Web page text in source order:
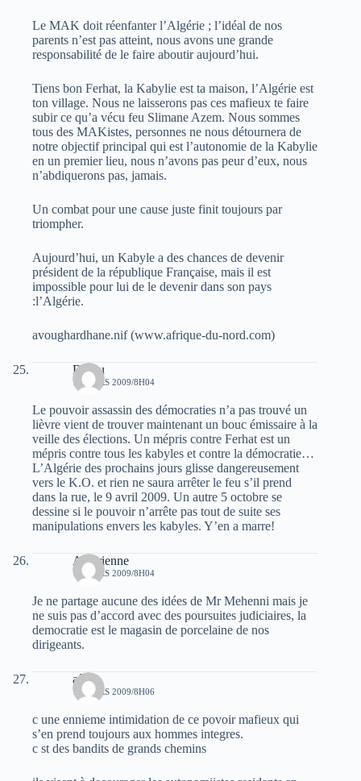
Le MAK doit réenfanter l’Algérie ; l’idéal de nos
parents n’est pas atteint, nous avons une grande
responsabilité de le faire aboutir aujourd’hui.
Tiens bon Ferhat, la Kabylie est ta maison, l’Algérie est
ton village. Nous ne laisserons pas ces mafieux te faire
subir ce qu’a vécu feu Slimane Azem. Nous sommes
tous des MAKistes, personnes ne nous détournera de
notre objectif principal qui est l’autonomie de la Kabylie
en un premier lieu, nous n’avons pas peur d’eux, nous
n’abdiquerons pas, jamais.
Un combat pour une cause juste finit toujours par
triompher.
Aujourd’hui, un Kabyle a des chances de devenir
président de la république Française, mais il est
impossible pour lui de le devenir dans son pays
:l’Algérie.
avoughardhane.nif (www.afrique-du-nord.com)
Didou
18 MARS 2009/8H04
Le pouvoir assassin des démocraties n’a pas trouvé un
lièvre vient de trouver maintenant un bouc émissaire à la
veille des élections. Un mépris contre Ferhat est un
mépris contre tous les kabyles et contre la démocratie…
L’Algérie des prochains jours glisse dangereusement
vers le K.O. et rien ne saura arrêter le feu s’il prend
dans la rue, le 9 avril 2009. Un autre 5 octobre se
dessine si le pouvoir n’arrête pas tout de suite ses
manipulations envers les kabyles. Y’en a marre!
Algerienne
18 MARS 2009/8H04
Je ne partage aucune des idées de Mr Mehenni mais je
ne suis pas d’accord avec des poursuites judiciaires, la
democratie est le magasin de porcelaine de nos
dirigeants.
aâvri
18 MARS 2009/8H06
c une ennieme intimidation de ce povoir mafieux qui
s’en prend toujours aux hommes integres.
c st des bandits de grands chemins